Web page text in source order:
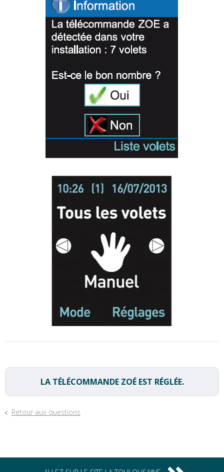
LA TÉLÉCOMMANDE ZOÉ EST RÉGLÉE.
Retour aux questions